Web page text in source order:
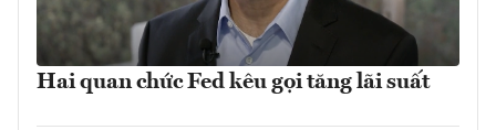
Hai quan chức Fed kêu gọi tăng lãi suất